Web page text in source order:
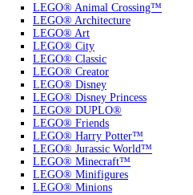
LEGO® Animal Crossing™
LEGO® Architecture
LEGO® Art
LEGO® City
LEGO® Classic
LEGO® Creator
LEGO® Disney
LEGO® Disney Princess
LEGO® DUPLO®
LEGO® Friends
LEGO® Harry Potter™
LEGO® Jurassic World™
LEGO® Minecraft™
LEGO® Minifigures
LEGO® Minions